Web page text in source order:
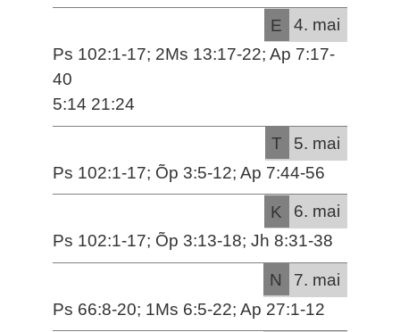
E
4. mai
Ps 102:1-17; 2Ms 13:17-22; Ap 7:17-
40
5:14 21:24
T
5. mai
Ps 102:1-17; Õp 3:5-12; Ap 7:44-56
K
6. mai
Ps 102:1-17; Õp 3:13-18; Jh 8:31-38
N
7. mai
Ps 66:8-20; 1Ms 6:5-22; Ap 27:1-12